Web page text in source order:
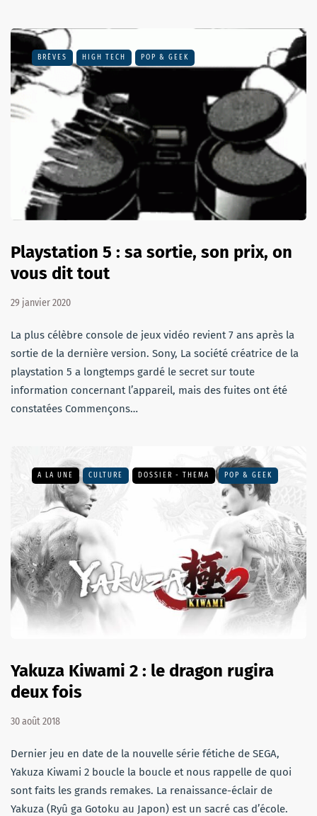
BRÈVES HIGH TECH POP & GEEK
Playstation 5 : sa sortie, son prix, on
vous dit tout
29 janvier 2020
La plus célèbre console de jeux vidéo revient 7 ans après la
sortie de la dernière version. Sony, La société créatrice de la
playstation 5 a longtemps gardé le secret sur toute
information concernant l’appareil, mais des fuites ont été
constatées Commençons…
A LA UNE CULTURE DOSSIER - THEMA POP & GEEK
Yakuza Kiwami 2 : le dragon rugira
deux fois
30 août 2018
Dernier jeu en date de la nouvelle série fétiche de SEGA,
Yakuza Kiwami 2 boucle la boucle et nous rappelle de quoi
sont faits les grands remakes. La renaissance-éclair de
Yakuza (Ryû ga Gotoku au Japon) est un sacré cas d’école.